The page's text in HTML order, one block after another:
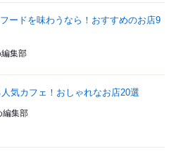
ードを味わうなら！おすすめのお店9
集部
気カフェ！おしゃれなお店20選
編集部